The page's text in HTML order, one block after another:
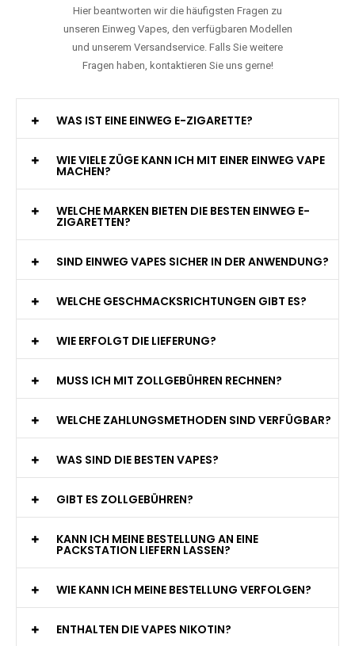
Hier beantworten wir die häufigsten Fragen zu
unseren Einweg Vapes, den verfügbaren Modellen
und unserem Versandservice. Falls Sie weitere
Fragen haben, kontaktieren Sie uns gerne!
WAS IST EINE EINWEG E-ZIGARETTE?
WIE VIELE ZÜGE KANN ICH MIT EINER EINWEG VAPE
MACHEN?
WELCHE MARKEN BIETEN DIE BESTEN EINWEG E-
ZIGARETTEN?
SIND EINWEG VAPES SICHER IN DER ANWENDUNG?
WELCHE GESCHMACKSRICHTUNGEN GIBT ES?
WIE ERFOLGT DIE LIEFERUNG?
MUSS ICH MIT ZOLLGEBÜHREN RECHNEN?
WELCHE ZAHLUNGSMETHODEN SIND VERFÜGBAR?
WAS SIND DIE BESTEN VAPES?
GIBT ES ZOLLGEBÜHREN?
KANN ICH MEINE BESTELLUNG AN EINE
PACKSTATION LIEFERN LASSEN?
WIE KANN ICH MEINE BESTELLUNG VERFOLGEN?
ENTHALTEN DIE VAPES NIKOTIN?